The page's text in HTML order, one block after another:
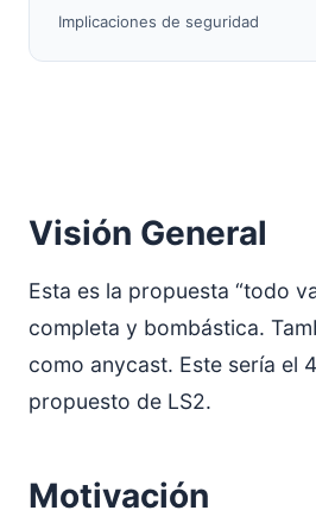
Implicaciones de seguridad
Visión General
Esta es la propuesta “todo
completa y bombástica.
como anycast. Este sería el
propuesto de LS2.
Motivación